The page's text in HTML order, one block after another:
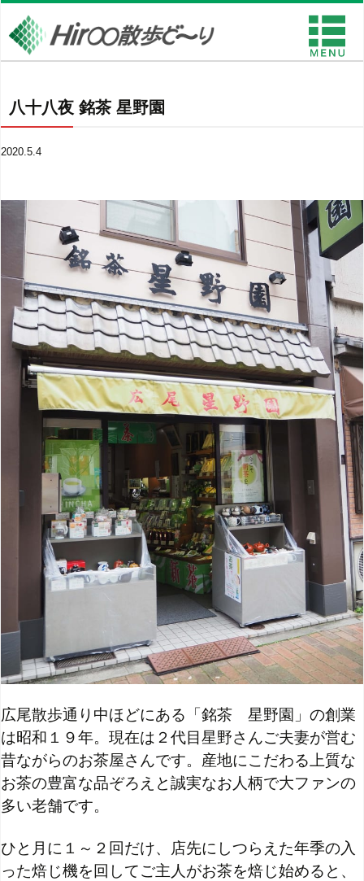
八十八夜 銘茶 星野園
2020.5.4
広尾散歩通り中ほどにある「銘茶 星野園」の創業
は昭和１９年。 現在は２代目星野さんご夫妻が営む
昔ながらのお茶屋さんです。産地にこだわる上質な
お茶の豊富な品ぞろえと誠実なお人柄で大ファンの
多い老舗です。
ひと月に１～２回だけ、店先にしつらえた年季の入
った焙じ機を回してご主人がお茶を焙じ始めると、